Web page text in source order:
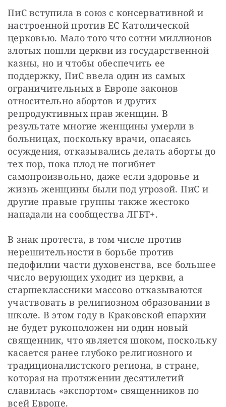
ПиС вступила в союз с консервативной и
настроенной против ЕС Католической
церковью. Мало того что сотни миллионов
злотых пошли церкви из государственной
казны, но и чтобы обеспечить ее
поддержку, ПиС ввела один из самых
ограничительных в Европе законов
относительно абортов и других
репродуктивных прав женщин. В
результате многие женщины умерли в
больницах, поскольку врачи, опасаясь
осуждения, отказывались делать аборты до
тех пор, пока плод не погибнет
самопроизвольно, даже если здоровье и
жизнь женщины были под угрозой. ПиС и
другие правые группы также жестоко
нападали на сообщества ЛГБТ+.
В знак протеста, в том числе против
нерешительности в борьбе против
педофилии части духовенства, все большее
число верующих уходит из церкви, а
старшеклассники массово отказываются
участвовать в религиозном образовании в
школе. В этом году в Краковской епархии
не будет рукоположен ни один новый
священник, что является шоком, поскольку
касается ранее глубоко религиозного и
традиционалистского региона, в стране,
которая на протяжении десятилетий
славилась «экспортом» священников по
всей Европе.